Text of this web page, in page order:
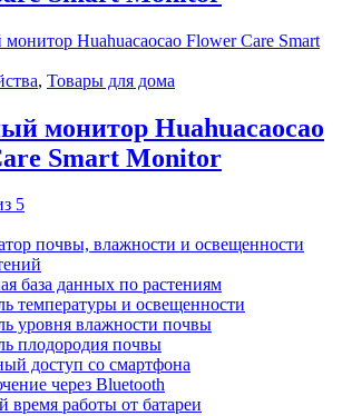
, Товары для дома
монитор Huahuacaocao
Smart Monitor
5
почвы, влажности и освещенности
база данных по растениям
температуры и освещенности
уровня влажности почвы
плодородия почвы
доступ со смартфона
через Bluetooth
время работы от батареи